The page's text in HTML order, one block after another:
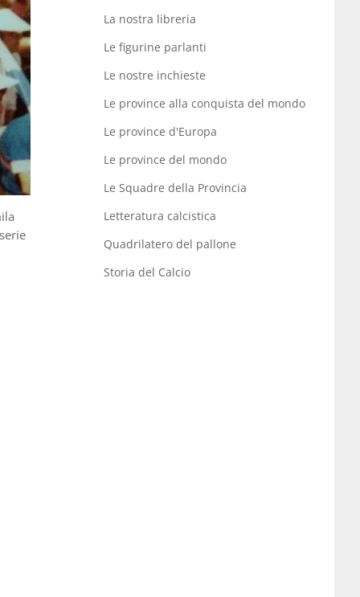
La nostra libreria
Le figurine parlanti
Le nostre inchieste
Le province alla conquista del mondo
Le province d'Europa
Le province del mondo
Le Squadre della Provincia
Letteratura calcistica
Quadrilatero del pallone
Storia del Calcio